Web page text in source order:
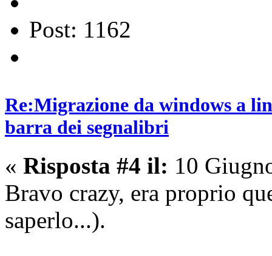
Post: 1162
Re:Migrazione da windows a
barra dei segnalibri
« Risposta #4 il: 10
Bravo crazy, era proprio
saperlo...).